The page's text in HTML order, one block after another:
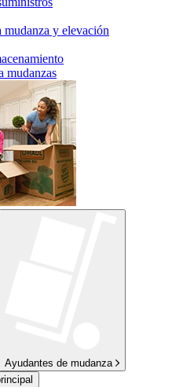
mudanza y elevación
mudanzas
Ayudantes de mudanza